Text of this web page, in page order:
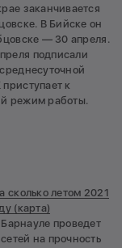
заканчивается
В Бийске он
— 30 апреля.
подписали
к
режим работы.
сколько летом 2021
(карта)
проведет
на прочность